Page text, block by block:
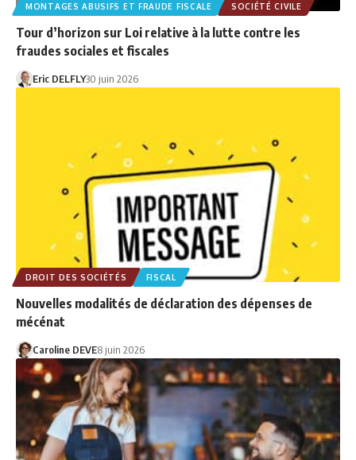
MONTAGES ABUSIFS ET FRAUDE FISCALE
SOCIÉTÉ CIVILE
Tour d’horizon sur Loi relative à la lutte contre les
fraudes sociales et fiscales
Eric DELFLY30 juin 2026
DROIT DES SOCIÉTÉS FISCAL
Nouvelles modalités de déclaration des dépenses de
mécénat
Caroline DEVE8 juin 2026